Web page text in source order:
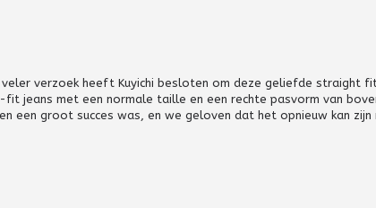
veler verzoek heeft Kuyichi besloten om deze geliefde straight
fit jeans met een normale taille en een rechte pasvorm van
een groot succes was, en we geloven dat het opnieuw kan zijn